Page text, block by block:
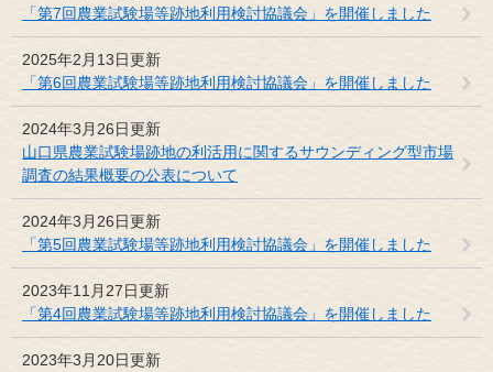
「第7回農業試験場等跡地利用検討協議会」を開催しました
2025年2月13日更新
「第6回農業試験場等跡地利用検討協議会」を開催しました
2024年3月26日更新
山口県農業試験場跡地の利活用に関するサウンディング型市場
調査の結果概要の公表について
2024年3月26日更新
「第5回農業試験場等跡地利用検討協議会」を開催しました
2023年11月27日更新
「第4回農業試験場等跡地利用検討協議会」を開催しました
2023年3月20日更新